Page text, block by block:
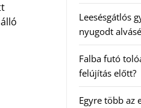
Leesésgátlós
nyugodt
Falba futó
felújítás előtt?
Egyre több az